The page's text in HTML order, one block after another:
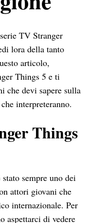
TV Stranger
lora della tanto
articolo,
Things 5 e ti
che devi sapere sulla
interpreteranno.
Things
sempre uno dei
attori giovani che
internazionale. Per
aspettarci di vedere